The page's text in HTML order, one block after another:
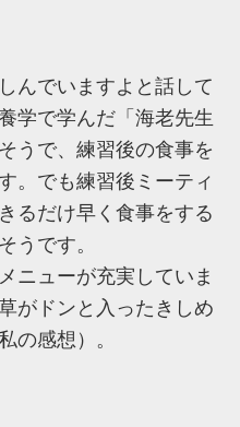
んでいますよと話して
学で学んだ「海老先生
うで、練習後の食事を
。でも練習後ミーティ
るだけ早く食事をする
うです。
ニューが充実していま
がドンと入ったきしめ
の感想）。